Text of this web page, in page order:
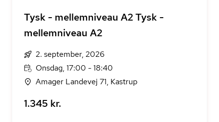
Tysk - mellemniveau A2 Tysk -
mellemniveau A2
2. september, 2026
Onsdag, 17:00 - 18:40
Amager Landevej 71, Kastrup
1.345 kr.